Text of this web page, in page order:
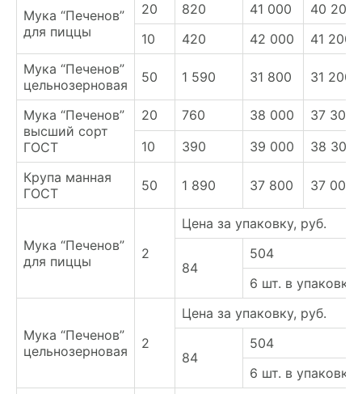
Мука “Печенов”
для пиццы
20 820 41 000
40 200
10
420 42 000
41 200
Мука “Печенов”
цельнозерновая
50 1 590 31 800 31 200
Мука “Печенов”
высший сорт
ГОСТ
20 760 38 000
37 300
10
390 39 000
38 300
Крупа манная
ГОСТ
50 1 890 37 800 37 000
Мука “Печенов”
для пиццы
2
Цена за упаковку, руб.
84
504
6 шт. в упаковке
Мука “Печенов”
цельнозерновая
2
Цена за упаковку, руб.
84
504
6 шт. в упаковке